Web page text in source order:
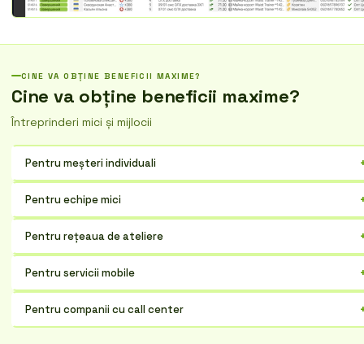
CINE VA OBȚINE BENEFICII MAXIME?
Cine va obține beneficii maxime?
Întreprinderi mici și mijlocii
Pentru meșteri individuali
evidența veniturilor și cheltuielilor. Faceți-vă munca mai organizată!
Pentru echipe mici
progresul și comunicați cu clienții într-un singur loc.
Pentru rețeaua de ateliere
datele pentru a lua decizii informate.
Pentru servicii mobile
plata la fața locului. Faceți munca pe teren mai eficientă!
Pentru companii cu call center